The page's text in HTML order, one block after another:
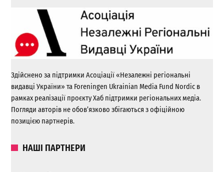
Здійснено за підтримки Асоціації «Незалежні регіональні
видавці України» та Foreningen Ukrainian Media Fund Nordic в
рамках реалізації проєкту Хаб підтримки регіональних медіа.
Погляди авторів не обов’язково збігаються з офіційною
позицією партнерів.
НАШІ ПАРТНЕРИ